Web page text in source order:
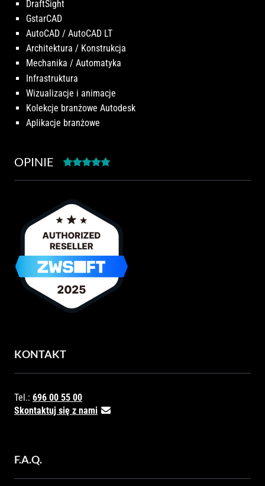
DraftSight
GstarCAD
AutoCAD / AutoCAD LT
Architektura / Konstrukcja
Mechanika / Automatyka
Infrastruktura
Wizualizacje i animacje
Kolekcje branżowe Autodesk
Aplikacje branżowe
OPINIE
KONTAKT
Tel.: 696 00 55 00
Skontaktuj się z nami
F.A.Q.